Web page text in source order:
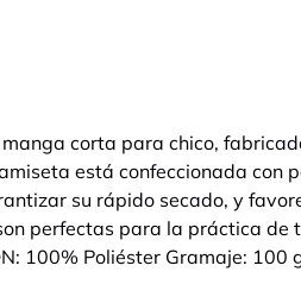
corta para chico,
está confeccionada con
su rápido secado, y
perfectas para la práctica de
100% Poliéster Gramaje: 100